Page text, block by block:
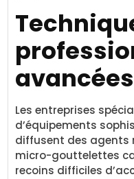
avancées
Les entreprises
d’équipements
diffusent des agents
micro-gouttelettes
recoins difficiles